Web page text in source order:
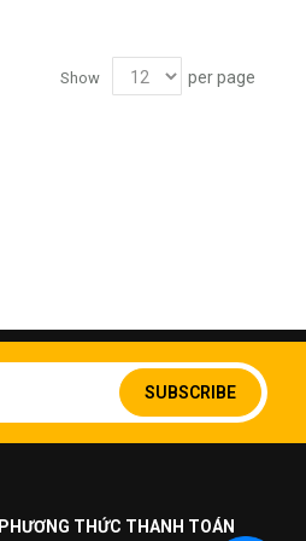
Show per page
SUBSCRIBE
PHƯƠNG THỨC THANH TOÁN